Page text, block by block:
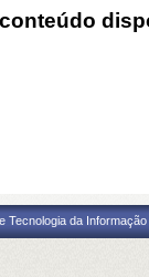
Tecnologia da